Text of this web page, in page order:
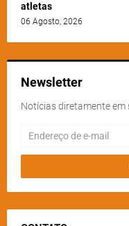
atletas
06 Agosto, 2026
Newsletter
Notícias diretamente em